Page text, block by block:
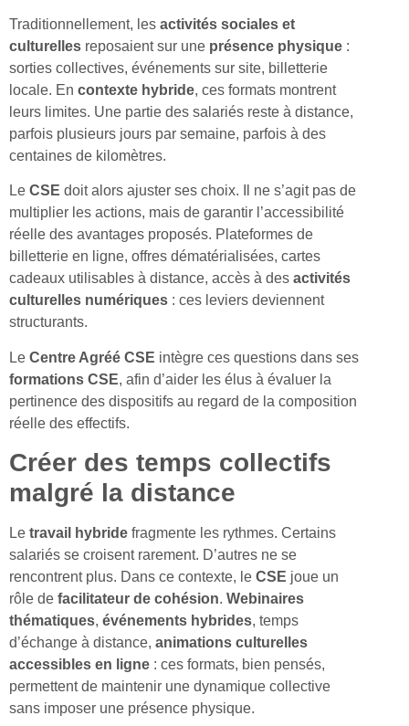
Traditionnellement, les activités sociales et
culturelles reposaient sur une présence physique :
sorties collectives, événements sur site, billetterie
locale. En contexte hybride, ces formats montrent
leurs limites. Une partie des salariés reste à distance,
parfois plusieurs jours par semaine, parfois à des
centaines de kilomètres.
Le CSE doit alors ajuster ses choix. Il ne s’agit pas de
multiplier les actions, mais de garantir l’accessibilité
réelle des avantages proposés. Plateformes de
billetterie en ligne, offres dématérialisées, cartes
cadeaux utilisables à distance, accès à des activités
culturelles numériques : ces leviers deviennent
structurants.
Le Centre Agréé CSE intègre ces questions dans ses
formations CSE, afin d’aider les élus à évaluer la
pertinence des dispositifs au regard de la composition
réelle des effectifs.
Créer des temps collectifs
malgré la distance
Le travail hybride fragmente les rythmes. Certains
salariés se croisent rarement. D’autres ne se
rencontrent plus. Dans ce contexte, le CSE joue un
rôle de facilitateur de cohésion. Webinaires
thématiques, événements hybrides, temps
d’échange à distance, animations culturelles
accessibles en ligne : ces formats, bien pensés,
permettent de maintenir une dynamique collective
sans imposer une présence physique.